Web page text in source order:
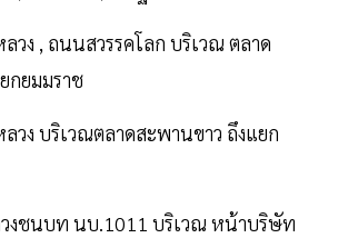
วง , ถนนสวรรคโลก บริเวณ ตลาด
กยมมราช
วง บริเวณตลาดสะพานขาว ถึงแยก
งชนบท นบ.1011 บริเวณ หน้าบริษัท